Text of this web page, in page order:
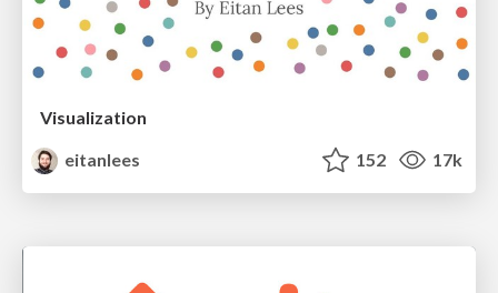
Visualization
eitanlees
152 17k